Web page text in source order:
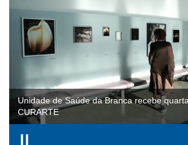
Unidade de Saúde da Branca recebe
CURARTE